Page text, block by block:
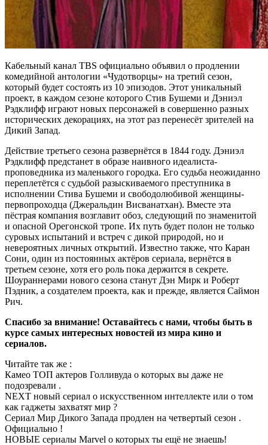
Кабельный канал TBS официально объявил о продлении
комедийной антологии «Чудотворцы» на третий сезон,
который будет состоять из 10 эпизодов. Этот уникальный
проект, в каждом сезоне которого Стив Бушеми и Дэниэл
Рэдклифф играют новых персонажей в совершенно разных
исторических декорациях, на этот раз перенесёт зрителей на
Дикий Запад.
Действие третьего сезона развернётся в 1844 году. Дэниэл
Рэдклифф предстанет в образе наивного идеалиста-
проповедника из маленького городка. Его судьба неожиданно
переплетётся с судьбой разыскиваемого преступника в
исполнении Стива Бушеми и свободолюбивой женщины-
первопроходца (Джеральдин Висванатхан). Вместе эта
пёстрая компания возглавит обоз, следующий по знаменитой
и опасной Орегонской тропе. Их путь будет полон не только
суровых испытаний и встреч с дикой природой, но и
невероятных личных открытий. Известно также, что Каран
Сони, один из постоянных актёров сериала, вернётся в
третьем сезоне, хотя его роль пока держится в секрете.
Шоураннерами нового сезона станут Дэн Мирк и Роберт
Пэдник, а создателем проекта, как и прежде, является Саймон
Рич.
Спасибо за внимание! Оставайтесь с нами, чтобы быть в
курсе самых интересных новостей из мира кино и
сериалов.
Читайте так же :
Камео ТОП актеров Голливуда о которых вы даже не
подозревали .
NEXT новый сериал о искусственном интеллекте или о том
как гаджеты захватят мир ?
Сериал Мир Дикого Запада продлен на четвертый сезон .
Официально !
НОВЫЕ сериалы Marvel о которых ты ещё не знаешь!